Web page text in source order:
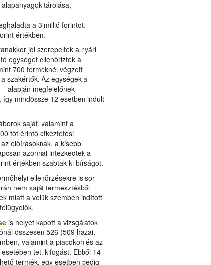
tárolása,
a 3 millió forintot.
értékben.
jól szerepeltek a nyári
egységet ellenőriztek a
700 terméknél végzett
szakértők. Az egységek a
alapján megfelelőnek
mindössze 12 esetben indult
saját, valamint a
főt érintő étkeztetési
előírásoknak, a kisebb
azonnal intézkedtek a
értékben szabtak ki bírságot.
ellenőrzésekre is sor
nem saját termesztésből
miatt a velük szemben indított
is helyet kapott a vizsgálatok
összesen 526 (509 hazai,
valamint a piacokon és az
tett kifogást. Ebből 14
termék, egy esetben pedig